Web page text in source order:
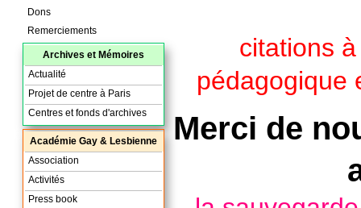
citations
pédagogique
Merci de
Dons
Remerciements
Archives et Mémoires
Actualité
Projet de centre à Paris
Centres et fonds d'archives
Académie Gay & Lesbienne
Association
Activités
Press book